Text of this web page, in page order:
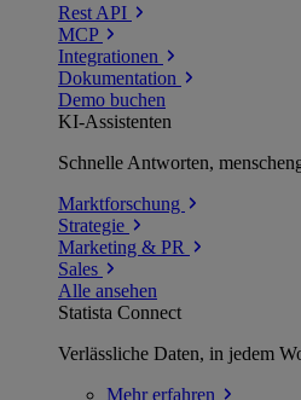
Rest API
MCP
Integrationen
Dokumentation
Demo buchen
KI-Assistenten
Schnelle Antworten,
Marktforschung
Strategie
Marketing & PR
Sales
Alle ansehen
Statista Connect
Verlässliche Daten, in jedem
Mehrerfahren